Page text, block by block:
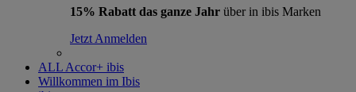
15% Rabatt das ganze Jahr über in ibis Marken
Jetzt Anmelden
ALL Accor+ ibis
Willkommen im Ibis